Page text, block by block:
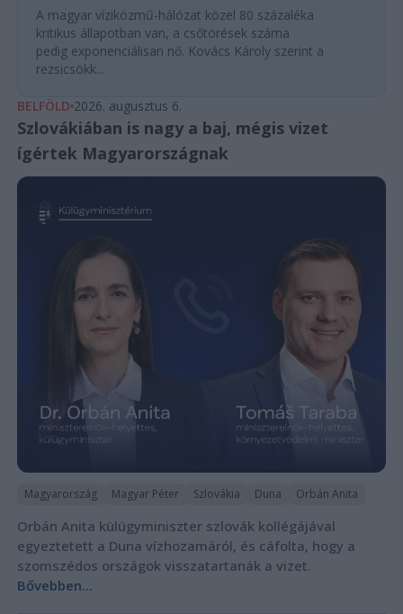
A magyar víziközmű-hálózat közel 80 százaléka
kritikus állapotban van, a csőtörések száma
pedig exponenciálisan nő. Kovács Károly szerint a
rezsicsökk...
BELFÖLD 2026. augusztus 6.
Szlovákiában is nagy a baj, mégis vizet
ígértek Magyarországnak
Magyarország Magyar Péter Szlovákia Duna Orbán Anita
Orbán Anita külügyminiszter szlovák kollégájával
egyeztetett a Duna vízhozamáról, és cáfolta, hogy a
szomszédos országok visszatartanák a vizet.
Bővebben...